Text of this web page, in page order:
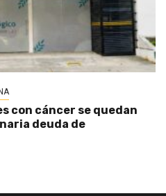
con cáncer se quedan
deuda de